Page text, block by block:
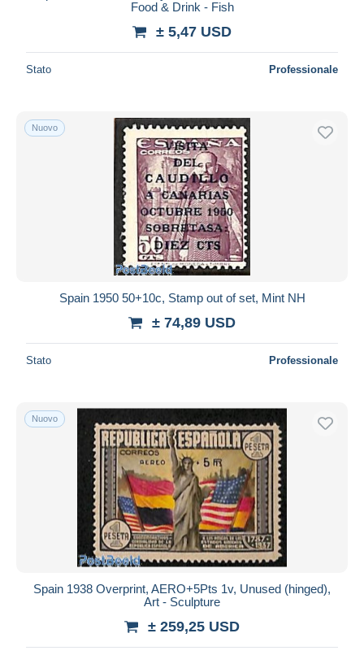
Food & Drink - Fish
± 5,47 USD
Stato Professionale
Nuovo
Spain 1950 50+10c, Stamp out of set, Mint NH
± 74,89 USD
Stato Professionale
Nuovo
Spain 1938 Overprint, AERO+5Pts 1v, Unused (hinged),
Art - Sculpture
± 259,25 USD